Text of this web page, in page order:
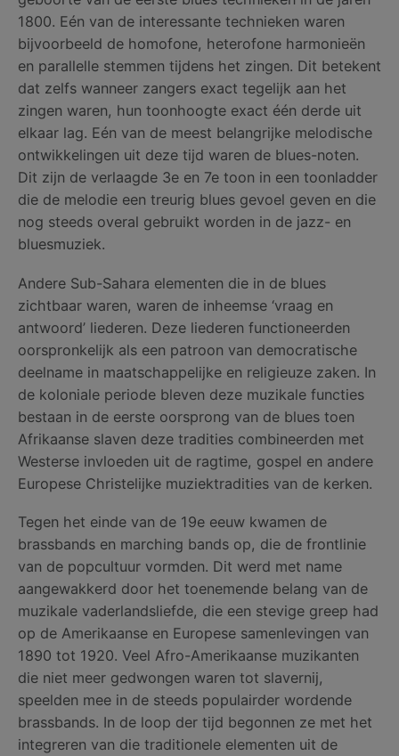
1800. Eén van de interessante technieken waren
bijvoorbeeld de homofone, heterofone harmonieën
en parallelle stemmen tijdens het zingen. Dit betekent
dat zelfs wanneer zangers exact tegelijk aan het
zingen waren, hun toonhoogte exact één derde uit
elkaar lag. Eén van de meest belangrijke melodische
ontwikkelingen uit deze tijd waren de blues-noten.
Dit zijn de verlaagde 3e en 7e toon in een toonladder
die de melodie een treurig blues gevoel geven en die
nog steeds overal gebruikt worden in de jazz- en
bluesmuziek.
Andere Sub-Sahara elementen die in de blues
zichtbaar waren, waren de inheemse ‘vraag en
antwoord’ liederen. Deze liederen functioneerden
oorspronkelijk als een patroon van democratische
deelname in maatschappelijke en religieuze zaken. In
de koloniale periode bleven deze muzikale functies
bestaan in de eerste oorsprong van de blues toen
Afrikaanse slaven deze tradities combineerden met
Westerse invloeden uit de ragtime, gospel en andere
Europese Christelijke muziektradities van de kerken.
Tegen het einde van de 19e eeuw kwamen de
brassbands en marching bands op, die de frontlinie
van de popcultuur vormden. Dit werd met name
aangewakkerd door het toenemende belang van de
muzikale vaderlandsliefde, die een stevige greep had
op de Amerikaanse en Europese samenlevingen van
1890 tot 1920. Veel Afro-Amerikaanse muzikanten
die niet meer gedwongen waren tot slavernij,
speelden mee in de steeds populairder wordende
brassbands. In de loop der tijd begonnen ze met het
integreren van die traditionele elementen uit de